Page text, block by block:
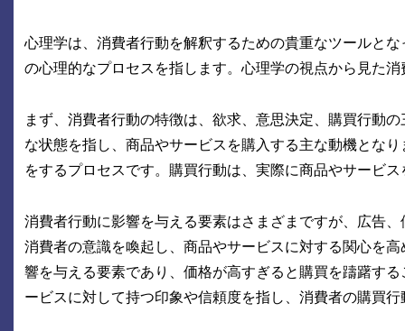
心理学は、消費者行動を解釈するための貴重なツールと
の心理的なプロセスを指します。心理学の視点から見た
まず、消費者行動の特徴は、欲求、意思決定、購買行動
な状態を指し、商品やサービスを購入する主な動機とな
をするプロセスです。購買行動は、実際に商品やサービ
消費者行動に影響を与える要素はさまざまですが、広告
消費者の意識を喚起し、商品やサービスに対する関心を
響を与える要素であり、価格が高すぎると購買を躊躇す
ービスに対して持つ印象や信頼度を指し、消費者の購買